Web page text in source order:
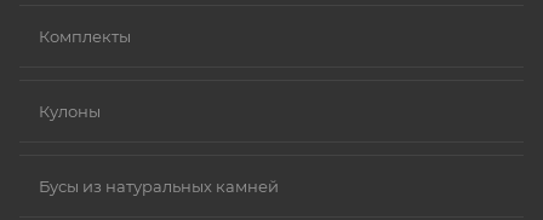
Комплекты
Кулоны
Бусы из натуральных камней